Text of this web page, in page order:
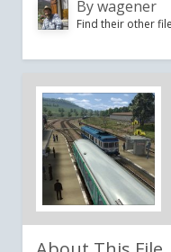
Bywagener
Find their other